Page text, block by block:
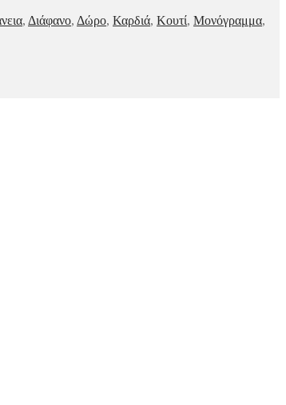
, Διάφανο, Δώρο, Καρδιά, Κουτί, Μονόγραμμα,